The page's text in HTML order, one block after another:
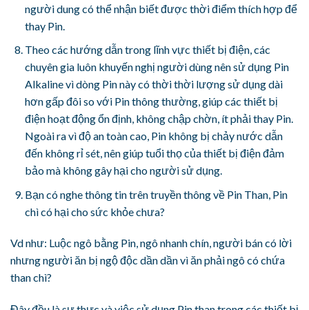
người dung có thể nhận biết được thời điểm thích hợp để
thay Pin.
Theo các hướng dẫn trong lĩnh vực thiết bị điện, các
chuyên gia luôn khuyến nghị người dùng nên sử dụng Pin
Alkaline vì dòng Pin này có thời thời lượng sử dụng dài
hơn gấp đôi so với Pin thông thường, giúp các thiết bị
điện hoạt động ổn định, không chập chờn, ít phải thay Pin.
Ngoài ra vì độ an toàn cao, Pin không bị chảy nước dẫn
đến không rỉ sét, nên giúp tuổi thọ của thiết bị điện đảm
bảo mà không gây hại cho người sử dụng.
Bạn có nghe thông tin trên truyền thông về Pin Than, Pin
chì có hại cho sức khỏe chưa?
Vd như: Luộc ngô bằng Pin, ngô nhanh chín, người bán có lời
nhưng người ăn bị ngộ độc dần dần vì ăn phải ngô có chứa
than chì?